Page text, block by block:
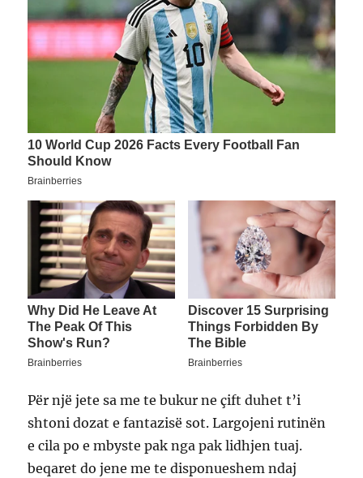
Për një jete sa me te bukur ne çift duhet t’i
shtoni dozat e fantazisë sot. Largojeni rutinën
e cila po e mbyste pak nga pak lidhjen tuaj.
beqaret do jene me te disponueshem ndaj